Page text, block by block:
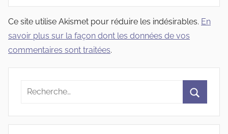
Ce site utilise Akismet pour réduire les indésirables. En
savoir plus sur la façon dont les données de vos
commentaires sont traitées.
Recherche
: